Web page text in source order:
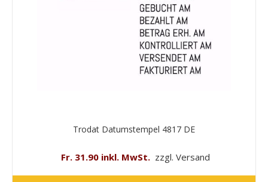
Trodat Datumstempel 4817 DE
Fr. 31.90 inkl. MwSt. zzgl. Versand